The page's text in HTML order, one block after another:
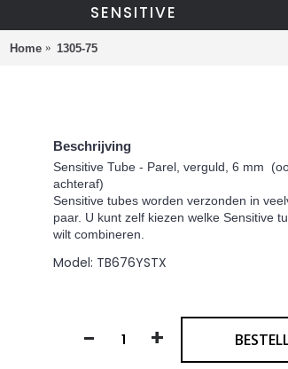
SENSITIVE
Home 1305-75
Beschrijving
Sensitive Tube - Parel, verguld, 6 mm
achteraf)
Sensitive tubes worden verzonden in
paar. U kunt zelf kiezen welke Sensitive
wilt combineren.
Model: TB676YSTX
- +